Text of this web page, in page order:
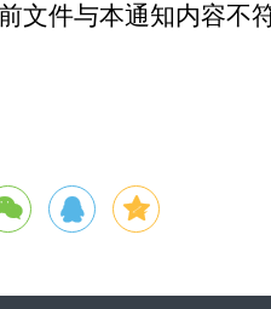
文件与本通知内容不